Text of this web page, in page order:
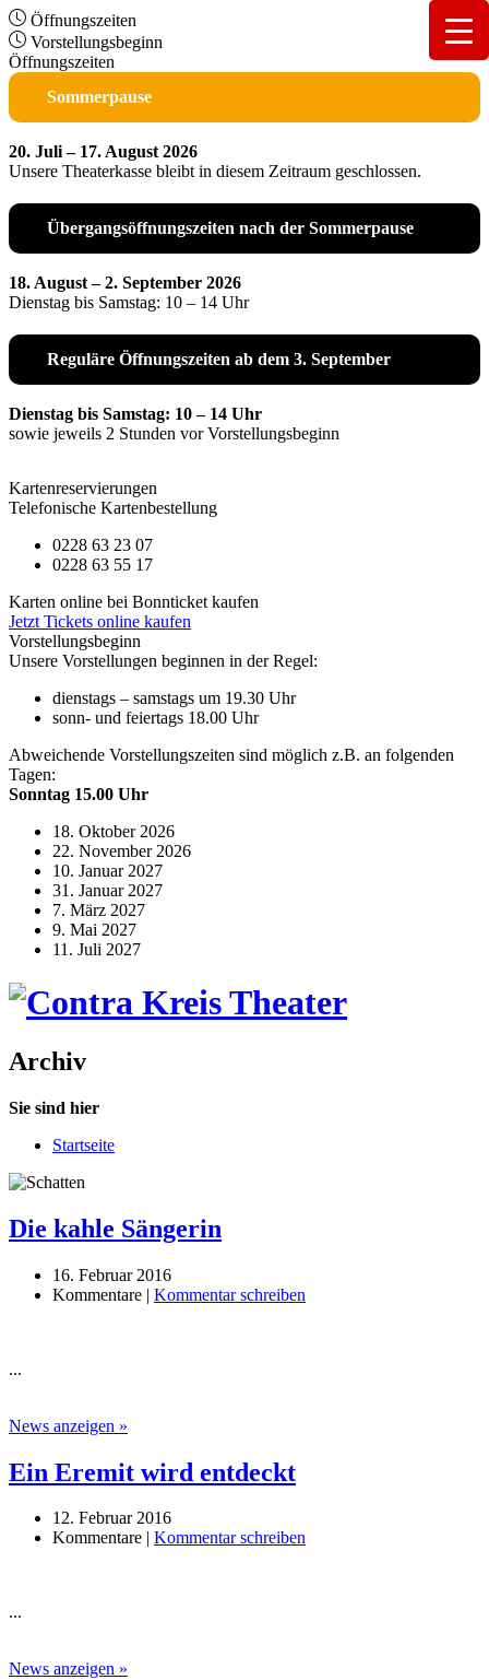
Öffnungszeiten
Vorstellungsbeginn
Öffnungszeiten
Sommerpause
20. Juli – 17. August 2026
Unsere Theaterkasse bleibt in diesem Zeitraum geschlossen.
Übergangsöffnungszeiten nach der Sommerpause
18. August – 2. September 2026
Dienstag bis Samstag: 10 – 14 Uhr
Reguläre Öffnungszeiten ab dem 3. September
Dienstag bis Samstag: 10 – 14 Uhr
sowie jeweils 2 Stunden vor Vorstellungsbeginn
Kartenreservierungen
Telefonische Kartenbestellung
0228 63 23 07
0228 63 55 17
Karten online bei Bonnticket kaufen
Jetzt Tickets online kaufen
Vorstellungsbeginn
Unsere Vorstellungen beginnen in der Regel:
dienstags – samstags um 19.30 Uhr
sonn- und feiertags 18.00 Uhr
Abweichende Vorstellungszeiten sind möglich z.B. an folgenden
Tagen:
Sonntag 15.00 Uhr
18. Oktober 2026
22. November 2026
10. Januar 2027
31. Januar 2027
7. März 2027
9. Mai 2027
11. Juli 2027
Archiv
Sie sind hier
Startseite
Die kahle Sängerin
16. Februar 2016
Kommentare | Kommentar schreiben
...
News anzeigen »
Ein Eremit wird entdeckt
12. Februar 2016
Kommentare | Kommentar schreiben
...
News anzeigen »